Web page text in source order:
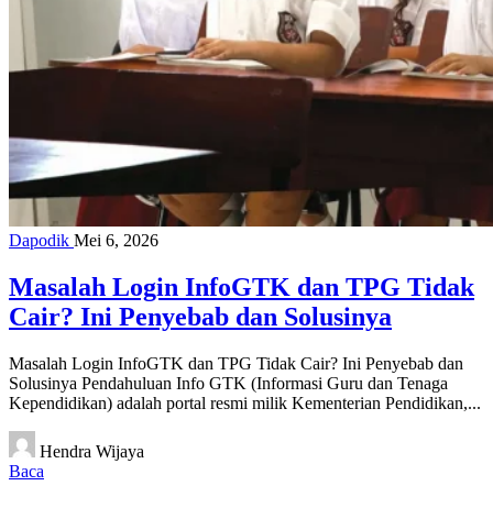
Dapodik Mei 6, 2026
Masalah Login InfoGTK dan TPG Tidak
Cair? Ini Penyebab dan Solusinya
Masalah Login InfoGTK dan TPG Tidak Cair? Ini Penyebab dan
Solusinya Pendahuluan Info GTK (Informasi Guru dan Tenaga
Kependidikan) adalah portal resmi milik Kementerian Pendidikan,...
Hendra Wijaya
Baca